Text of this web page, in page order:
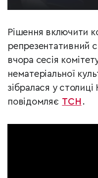
Рішення включити
репрезентативний
вчора сесія
нематеріальної
зібралася у столиці
повідомляє ТСН .